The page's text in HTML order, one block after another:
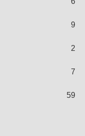
9
2
7
59